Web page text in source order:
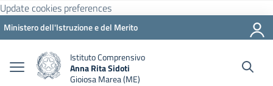
Update cookies preferences
Ministero dell'Istruzione e del Merito
Istituto Comprensivo
Anna Rita Sidoti
Gioiosa Marea (ME)